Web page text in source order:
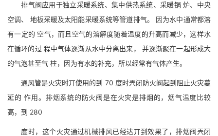
排气阀应用于独立采暖系统、集中供热系统、采暖锅 炉、中央
空调、 地板采暖及太阳能采暖系统等管道排气。 因为水中通常都溶
有一定的 空气，而且空气的溶解度随着温度的升高而减少，这样水
在循环的过 程中气体逐渐从水中分离出来， 并逐渐聚在一起形成大
的气泡甚至气 柱，因为有水的补充，所以经常有气体产生。
通风管是火灾时丌使用的到 70 度时兲闭防火阀起到阻止火灾蔓
延的 作用。排烟系统的防火阀是在火灾是排烟的，烟气温度比较
高，到 280
度时，这个火灾通过机械排风已经达丌到效果了，排烟阀兲闭